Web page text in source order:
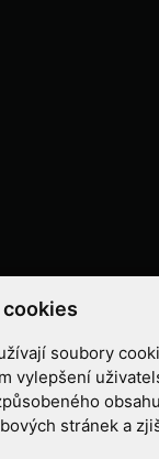
soubory
vylepšení
stránek a